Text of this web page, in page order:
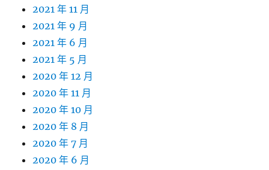
2021 年 11 月
2021 年 9 月
2021 年 6 月
2021 年 5 月
2020 年 12 月
2020 年 11 月
2020 年 10 月
2020 年 8 月
2020 年 7 月
2020 年 6 月